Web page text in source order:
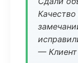
Качество
—